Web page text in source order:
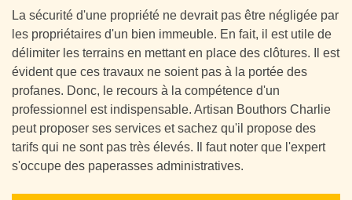
La sécurité d'une propriété ne devrait pas être négligée par
les propriétaires d'un bien immeuble. En fait, il est utile de
délimiter les terrains en mettant en place des clôtures. Il est
évident que ces travaux ne soient pas à la portée des
profanes. Donc, le recours à la compétence d'un
professionnel est indispensable. Artisan Bouthors Charlie
peut proposer ses services et sachez qu'il propose des
tarifs qui ne sont pas très élevés. Il faut noter que l'expert
s'occupe des paperasses administratives.